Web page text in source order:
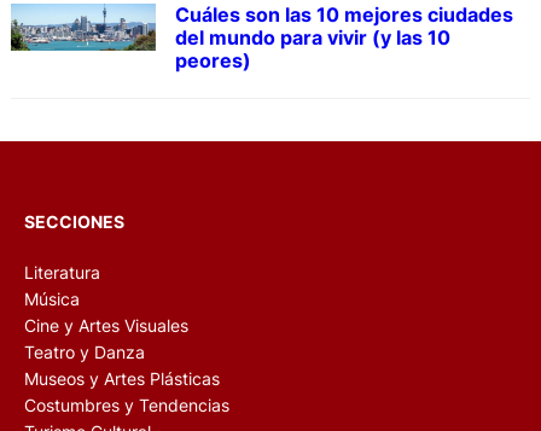
Cuáles son las 10 mejores ciudades
del mundo para vivir (y las 10
peores)
SECCIONES
Literatura
Música
Cine y Artes Visuales
Teatro y Danza
Museos y Artes Plásticas
Costumbres y Tendencias